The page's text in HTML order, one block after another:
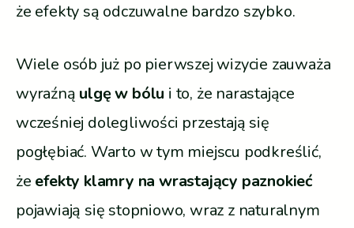
że efekty są odczuwalne bardzo szybko.
Wiele osób już po pierwszej wizycie zauważa
wyraźną ulgę w bólu i to, że narastające
wcześniej dolegliwości przestają się
pogłębiać. Warto w tym miejscu podkreślić,
że efekty klamry na wrastający paznokieć
pojawiają się stopniowo, wraz z naturalnym